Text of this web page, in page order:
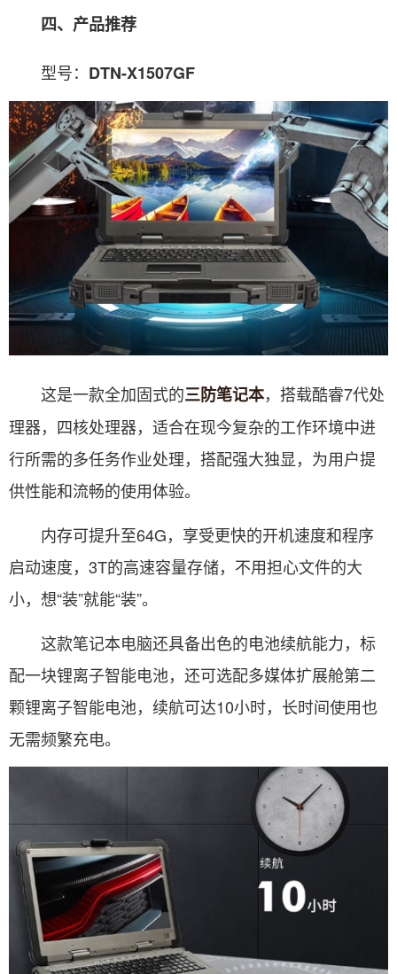
四、产品推荐
型号： DTN-X1507GF
这是一款全加固式的三防笔记本，搭载酷睿7代处
理器，四核处理器，适合在现今复杂的工作环境中进
行所需的多任务作业处理，搭配强大独显，为用户提
供性能和流畅的使用体验。
内存可提升至64G，享受更快的开机速度和程序
启动速度，3T的高速容量存储，不用担心文件的大
小，想“装”就能“装”。
这款笔记本电脑还具备出色的电池续航能力，标
配一块锂离子智能电池，还可选配多媒体扩展舱第二
颗锂离子智能电池，续航可达10小时，长时间使用也
无需频繁充电。